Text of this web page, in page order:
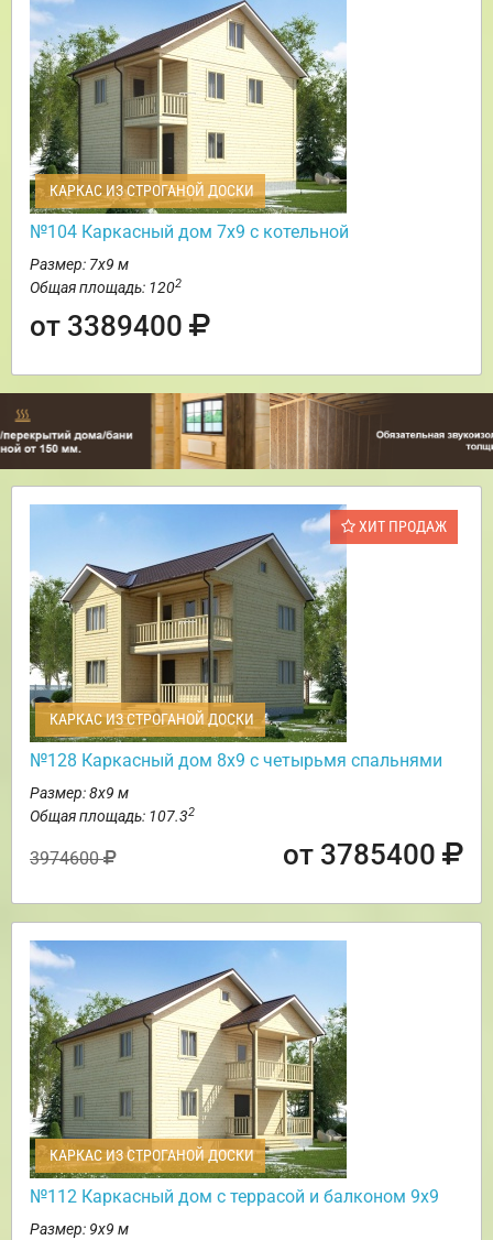
КАРКАС ИЗ СТРОГАНОЙ ДОСКИ
№104 Каркасный дом 7х9 с котельной
Размер: 7х9 м
Общая площадь: 1202
от 3389400
ХИТ ПРОДАЖ
КАРКАС ИЗ СТРОГАНОЙ ДОСКИ
№128 Каркасный дом 8х9 с четырьмя спальнями
Размер: 8х9 м
Общая площадь: 107.32
3974600 от 3785400
КАРКАС ИЗ СТРОГАНОЙ ДОСКИ
№112 Каркасный дом с террасой и балконом 9х9
Размер: 9х9 м